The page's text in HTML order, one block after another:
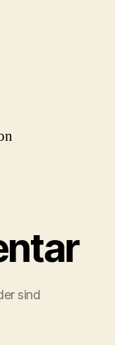
sind